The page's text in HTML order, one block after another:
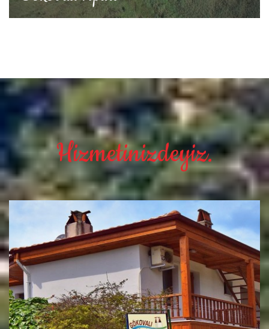
Hizmetinizdeyiz.